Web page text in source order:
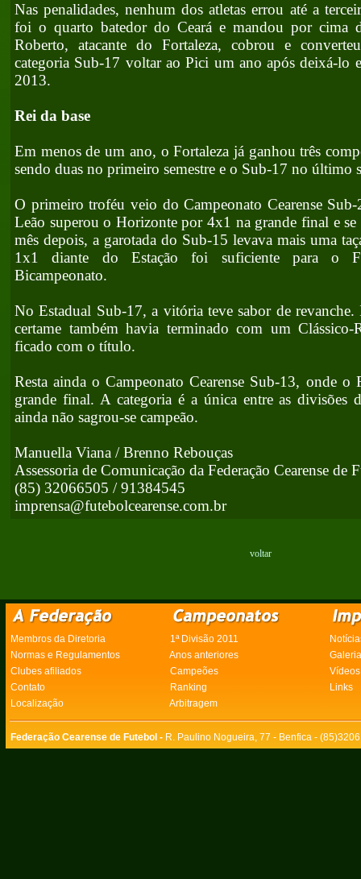
Nas penalidades, nenhum dos atletas errou até a
foi o quarto batedor do Ceará e mandou por cima
Roberto, atacante do Fortaleza, cobrou e
categoria Sub-17 voltar ao Pici um ano após deixá-lo
2013.
Rei da base
Em menos de um ano, o Fortaleza já ganhou três
sendo duas no primeiro semestre e o Sub-17 no último
O primeiro troféu veio do Campeonato Cearense
Leão superou o Horizonte por 4x1 na grande final e
mês depois, a garotada do Sub-15 levava mais uma
1x1 diante do Estação foi suficiente para o
Bicampeonato.
No Estadual Sub-17, a vitória teve sabor de
certame também havia terminado com um
ficado com o título.
Resta ainda o Campeonato Cearense Sub-13, onde o
grande final. A categoria é a única entre as divisões
ainda não sagrou-se campeão.
Manuella Viana / Brenno Rebouças
Assessoria de Comunicação da Federação Cearense de
(85) 32066505 / 91384545
imprensa@futebolcearense.com.br
voltar
Membros da Diretoria 1ª Divisão 2011
Normas e Regulamentos
Anos anteriores
Clubes afiliados
Campeões
Vídeos
Contato
Ranking
Links
Localização
Arbitragem
Federação Cearense de Futebol - R. Paulino Nogueira, 77 - Benfica -